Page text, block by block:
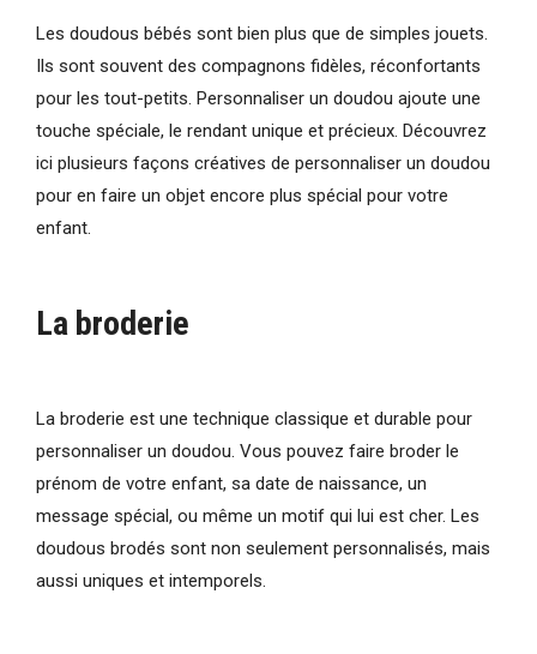
Les doudous bébés sont bien plus que de simples jouets.
Ils sont souvent des compagnons fidèles, réconfortants
pour les tout-petits. Personnaliser un doudou ajoute une
touche spéciale, le rendant unique et précieux. Découvrez
ici plusieurs façons créatives de personnaliser un doudou
pour en faire un objet encore plus spécial pour votre
enfant.
La broderie
La broderie est une technique classique et durable pour
personnaliser un doudou. Vous pouvez faire broder le
prénom de votre enfant, sa date de naissance, un
message spécial, ou même un motif qui lui est cher. Les
doudous brodés sont non seulement personnalisés, mais
aussi uniques et intemporels.